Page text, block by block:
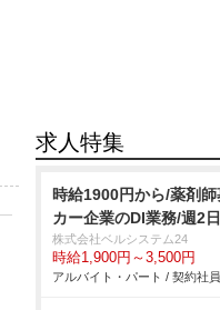
求人特集
時給1900円から/薬剤
カー企業のDI業務/週2
株式会社ベルシステム24
時給1,900円～3,500円
アルバイト・パート / 契約社